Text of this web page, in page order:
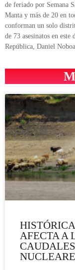
de feriado por Semana
Manta y más de 20 en
conforman un solo
de 73 asesinatos en
República, Daniel
AFECTA A